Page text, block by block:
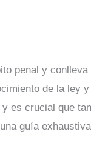
penal y
de la ley
es crucial que
guía